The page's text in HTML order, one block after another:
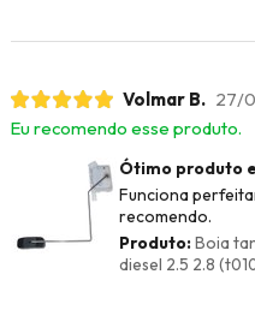
Volmar B. 27/
Eu recomendo esse produto.
Ótimo produto
Funciona
recomendo.
Produto:Boia
diesel 2.5 2.8